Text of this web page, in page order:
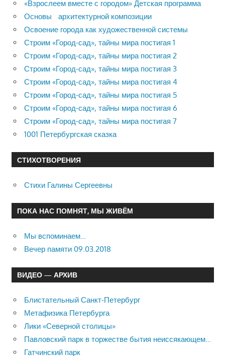
«Взрослеем вместе с городом» Детская программа
Основы архитектурной композиции
Освоение города как художественной системы
Строим «Город-сад», тайны мира постигая 1
Строим «Город-сад», тайны мира постигая 2
Строим «Город-сад», тайны мира постигая 3
Строим «Город-сад», тайны мира постигая 4
Строим «Город-сад», тайны мира постигая 5
Строим «Город-сад», тайны мира постигая 6
Строим «Город-сад», тайны мира постигая 7
1001 Петербургская сказка
СТИХОТВОРЕНИЯ
Стихи Галины Сергеевны
ПОКА НАС ПОМНЯТ, МЫ ЖИВЁМ
Мы вспоминаем…
Вечер памяти 09.03.2018
ВИДЕО — АРХИВ
Блистательный Санкт-Петербург
Метафизика Петербурга
Лики «Северной столицы»
Павловский парк в торжестве бытия неиссякающем…
Гатчинский парк